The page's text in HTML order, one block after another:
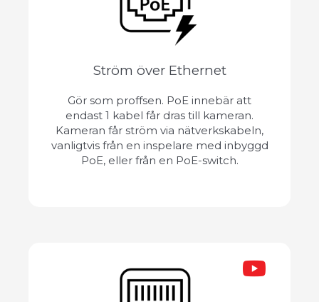
Ström över Ethernet
Gör som proffsen. PoE innebär att
endast 1 kabel får dras till kameran.
Kameran får ström via nätverkskabeln,
vanligtvis från en inspelare med inbyggd
PoE, eller från en PoE-switch.